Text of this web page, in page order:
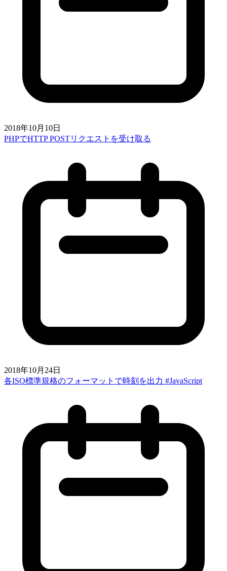
2018年10月10日
PHPでHTTP POSTリクエストを受け取る
2018年10月24日
各ISO標準規格のフォーマットで時刻を出力 #JavaScript